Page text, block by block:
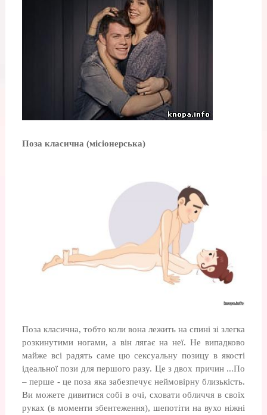
Поза класична (місіонерська)
Поза класична, тобто коли вона лежить на спині зі злегка
розкинутими ногами, а він лягає на неї. Не випадково
майже всі радять саме цю сексуальну позицу в якості
ідеальної пози для першого разу. Це з двох причин ...По
– перше - це поза яка забезпечує неймовірну близькість.
Ви можете дивитися собі в очі, сховати обличчя в своїх
руках (в моменти збентеження), шепотіти на вухо ніжні